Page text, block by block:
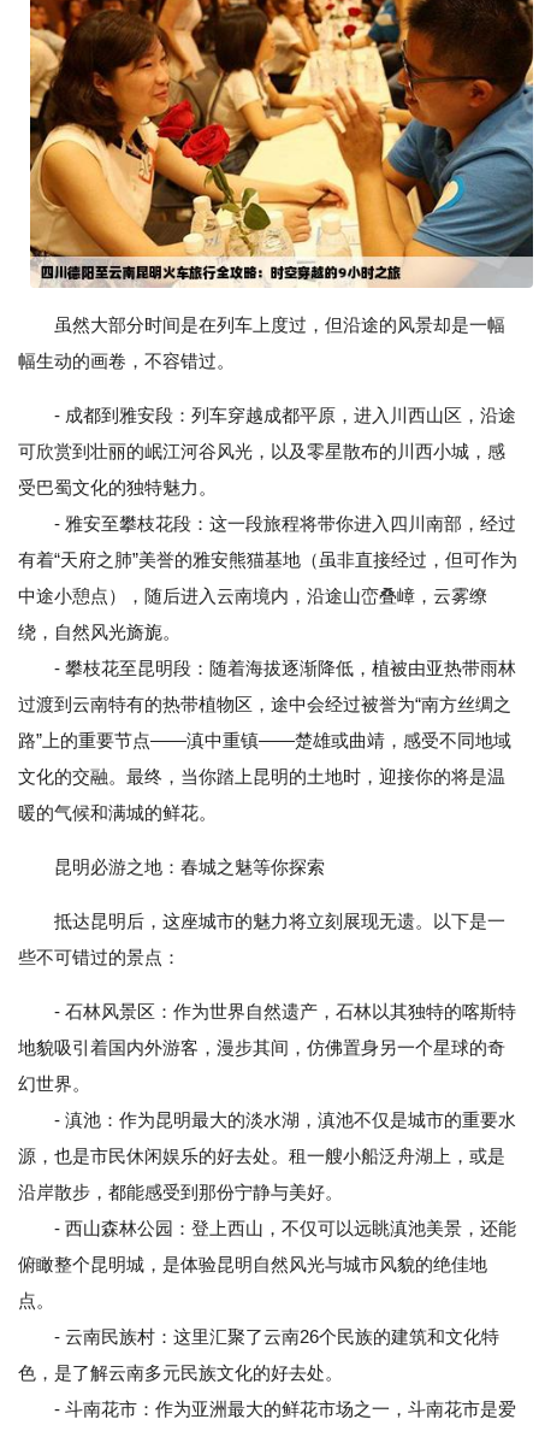
虽然大部分时间是在列车上度过，但沿途的风景却是一幅
幅生动的画卷，不容错过。
- 成都到雅安段：列车穿越成都平原，进入川西山区，沿途
可欣赏到壮丽的岷江河谷风光，以及零星散布的川西小城，感
受巴蜀文化的独特魅力。
- 雅安至攀枝花段：这一段旅程将带你进入四川南部，经过
有着“天府之肺”美誉的雅安熊猫基地（虽非直接经过，但可作为
中途小憩点），随后进入云南境内，沿途山峦叠嶂，云雾缭
绕，自然风光旖旎。
- 攀枝花至昆明段：随着海拔逐渐降低，植被由亚热带雨林
过渡到云南特有的热带植物区，途中会经过被誉为“南方丝绸之
路”上的重要节点——滇中重镇——楚雄或曲靖，感受不同地域
文化的交融。最终，当你踏上昆明的土地时，迎接你的将是温
暖的气候和满城的鲜花。
昆明必游之地：春城之魅等你探索
抵达昆明后，这座城市的魅力将立刻展现无遗。以下是一
些不可错过的景点：
- 石林风景区：作为世界自然遗产，石林以其独特的喀斯特
地貌吸引着国内外游客，漫步其间，仿佛置身另一个星球的奇
幻世界。
- 滇池：作为昆明最大的淡水湖，滇池不仅是城市的重要水
源，也是市民休闲娱乐的好去处。租一艘小船泛舟湖上，或是
沿岸散步，都能感受到那份宁静与美好。
- 西山森林公园：登上西山，不仅可以远眺滇池美景，还能
俯瞰整个昆明城，是体验昆明自然风光与城市风貌的绝佳地
点。
- 云南民族村：这里汇聚了云南26个民族的建筑和文化特
色，是了解云南多元民族文化的好去处。
- 斗南花市：作为亚洲最大的鲜花市场之一，斗南花市是爱